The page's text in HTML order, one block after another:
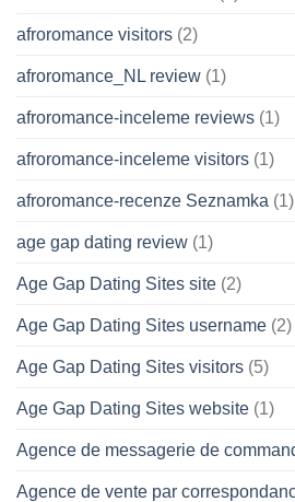
afroromance visitors (2)
afroromance_NL review (1)
afroromance-inceleme reviews (1)
afroromance-inceleme visitors (1)
afroromance-recenze Seznamka (1)
age gap dating review (1)
Age Gap Dating Sites site (2)
Age Gap Dating Sites username (2)
Age Gap Dating Sites visitors (5)
Age Gap Dating Sites website (1)
Agence de messagerie de
Agence de vente par